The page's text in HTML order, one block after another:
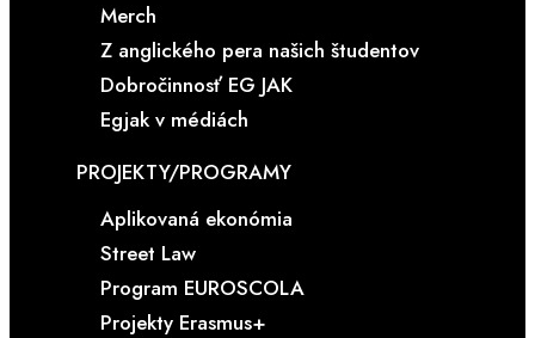
Merch
Z anglického pera našich študentov
Dobročinnosť EG JAK
Egjak v médiách
PROJEKTY/PROGRAMY
Aplikovaná ekonómia
Street Law
Program EUROSCOLA
Projekty Erasmus+